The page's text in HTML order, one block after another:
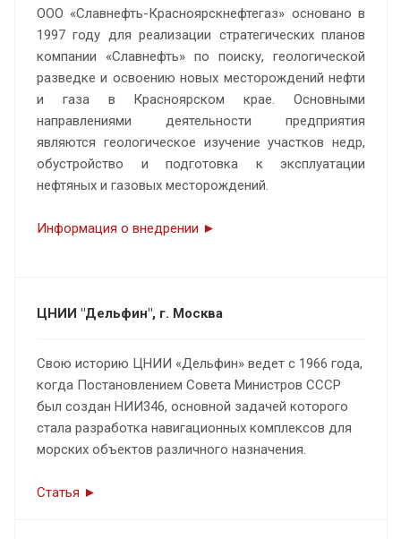
ООО «Славнефть-Красноярскнефтегаз» основано в
1997 году для реализации стратегических планов
компании «Славнефть» по поиску, геологической
разведке и освоению новых месторождений нефти
и газа в Красноярском крае. Основными
направлениями деятельности предприятия
являются геологическое изучение участков недр,
обустройство и подготовка к эксплуатации
нефтяных и газовых месторождений.
Информация о внедрении ►
ЦНИИ "Дельфин", г. Москва
Свою историю ЦНИИ «Дельфин» ведет с 1966 года,
когда Постановлением Совета Министров СССР
был создан НИИ­346, основной задачей которого
стала разработка навигационных комплексов для
морских объектов различного назначения.
Статья ►